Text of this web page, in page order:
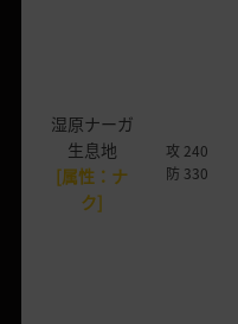
湿原ナーガ
生息地
[属性：ナ
ク]
攻 240
防 330